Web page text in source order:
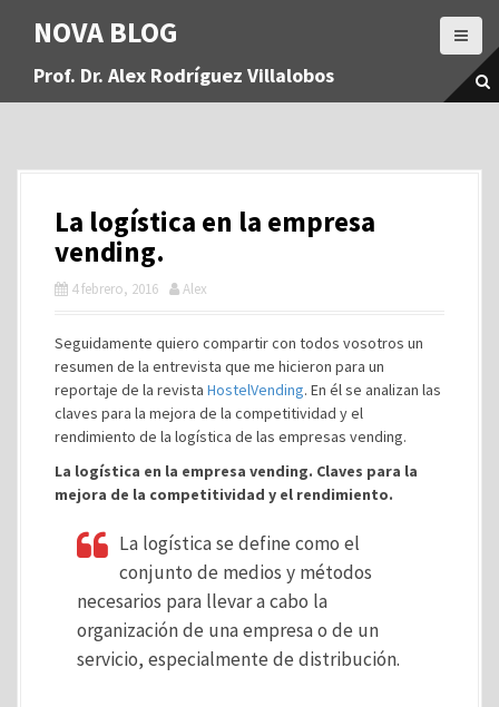
a
NOVA BLOG
Prof. Dr. Alex Rodríguez Villalobos
La logística en la empresa
vending.
4 febrero, 2016 Alex
Seguidamente quiero compartir con todos vosotros un
resumen de la entrevista que me hicieron para un
reportaje de la revista HostelVending. En él se analizan las
claves para la mejora de la competitividad y el
rendimiento de la logística de las empresas vending.
La logística en la empresa vending. Claves para la
mejora de la competitividad y el rendimiento.
La logística se define como el
conjunto de medios y métodos
necesarios para llevar a cabo la
organización de una empresa o de un
servicio, especialmente de distribución.